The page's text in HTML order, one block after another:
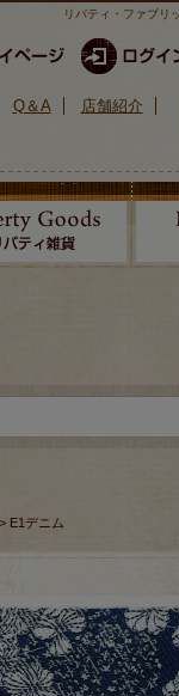
リバティ・ファブリ
Q＆A 店舗紹介
E1デニム